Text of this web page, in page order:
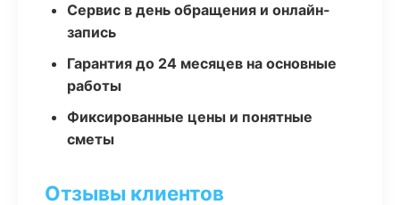
Сервис в день обращения и онлайн-
запись
Гарантия до 24 месяцев на основные
работы
Фиксированные цены и понятные
сметы
Отзывы клиентов